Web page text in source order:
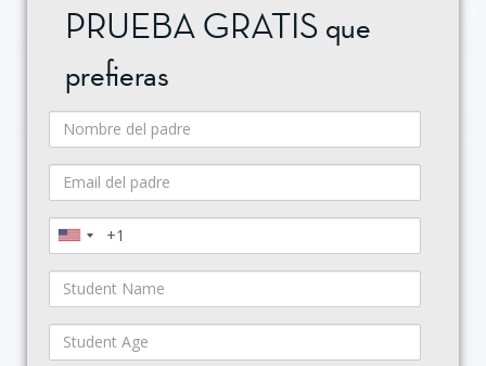
PRUEBA GRATIS que
prefieras